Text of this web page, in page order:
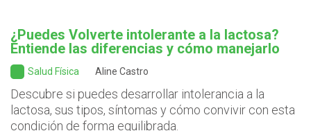
¿Puedes Volverte intolerante a la lactosa?
Entiende las diferencias y cómo manejarlo
Salud Física Aline Castro
Descubre si puedes desarrollar intolerancia a la
lactosa, sus tipos, síntomas y cómo convivir con esta
condición de forma equilibrada.